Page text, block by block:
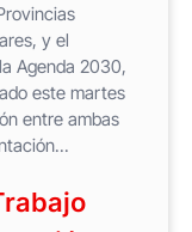
y el
Agenda 2030,
este martes
entre ambas